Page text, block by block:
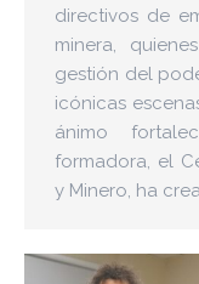
directivos de
minera,
gestión del
icónicas
ánimo
formadora, el
y Minero, ha